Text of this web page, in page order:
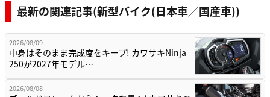
最新の関連記事(新型バイク(日本車／国産車))
2026/08/09
中身はそのまま完成度をキープ! カワサキNinja
250が2027年モデル…
2026/08/08